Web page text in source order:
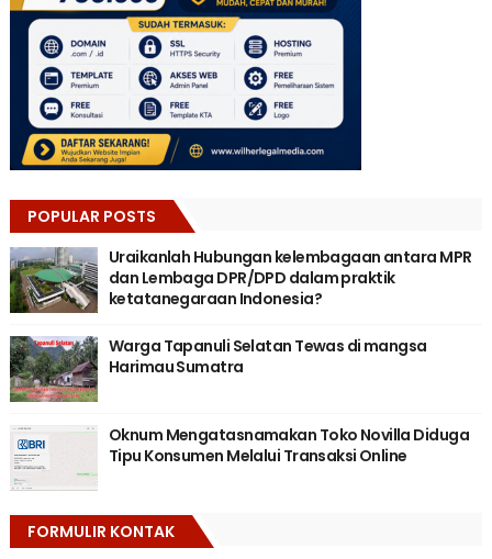
POPULAR POSTS
Uraikanlah Hubungan kelembagaan antara MPR
dan Lembaga DPR/DPD dalam praktik
ketatanegaraan Indonesia?
Warga Tapanuli Selatan Tewas di mangsa
Harimau Sumatra
Oknum Mengatasnamakan Toko Novilla Diduga
Tipu Konsumen Melalui Transaksi Online
FORMULIR KONTAK